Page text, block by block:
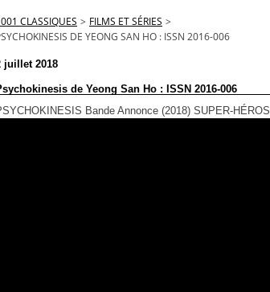
CLASSIQUES > FILMS ET SÉRIES >
DE YEONG SAN HO : ISSN 2016-006
juillet 2018
de Yeong San Ho : ISSN 2016-006
Bande Annonce (2018) SUPER-HÉROS